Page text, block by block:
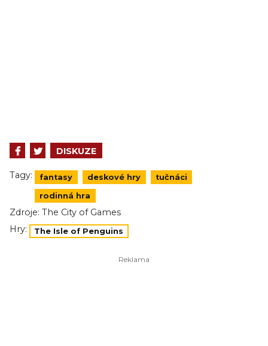
DISKUZE
Tagy: fantasy deskové hry tučnáci
rodinná hra
Zdroje: The City of Games
Hry:
The Isle of Penguins